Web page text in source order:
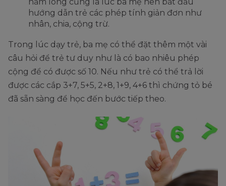
hướng dẫn trẻ các phép tính giản đơn như
nhân, chia, cộng trừ.
Trong lúc dạy trẻ, ba mẹ có thể đặt thêm một vài
câu hỏi để trẻ tư duy như là có bao nhiêu phép
cộng để có được số 10. Nếu như trẻ có thể trả lời
được các cắp 3+7, 5+5, 2+8, 1+9, 4+6 thì chứng tỏ bé
đã sẵn sàng để học đến bước tiếp theo.